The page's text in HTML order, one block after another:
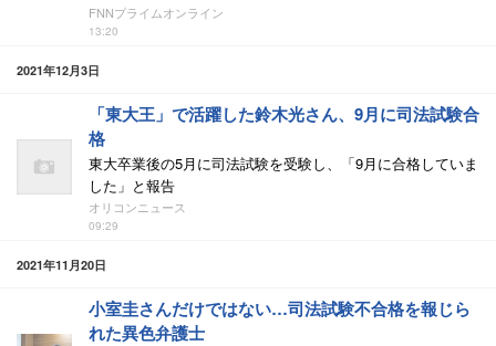
FNNプライムオンライン
13:20
2021年12月3日
「東大王」で活躍した鈴木光さん、9月に司法試験合
格
東大卒業後の5月に司法試験を受験し、「9月に合格していま
した」と報告
オリコンニュース
09:29
2021年11月20日
小室圭さんだけではない…司法試験不合格を報じら
れた異色弁護士